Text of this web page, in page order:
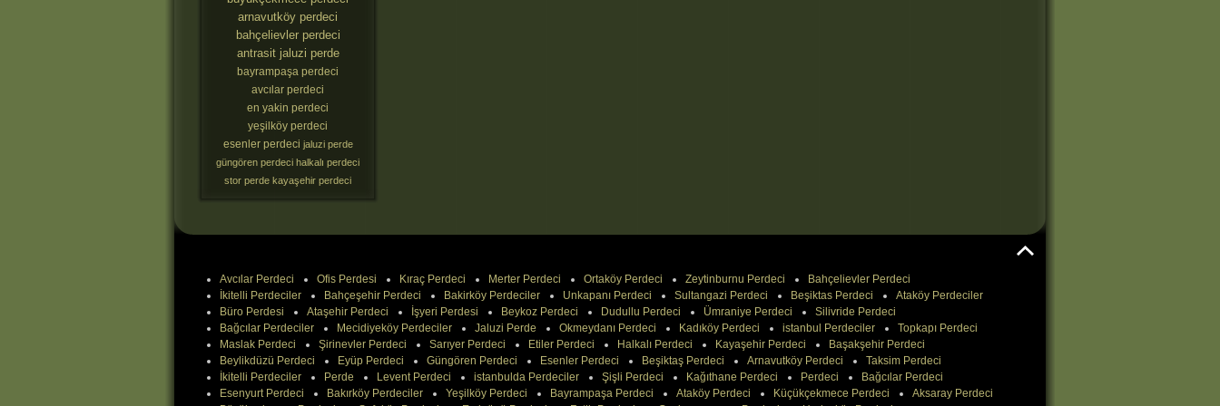
arnavutköy perdeci
bahçelievler perdeci
antrasit jaluzi perde
bayrampaşa perdeci
avcılar perdeci
en yakin perdeci
yeşilköy perdeci
esenler perdeci jaluzi perde
güngören perdeci halkalı perdeci
stor perde kayaşehir perdeci
Avcılar Perdeci Ofis Perdesi Kıraç Perdeci Merter Perdeci Ortaköy Perdeci Zeytinburnu Perdeci
Bahçelievler Perdeci
İkitelli Perdeciler
Bahçeşehir Perdeci Bakirköy Perdeciler Unkapanı Perdeci Sultangazi Perdeci Beşiktas Perdeci
Ataköy Perdeciler
Büro Perdesi
Ataşehir Perdeci İşyeri Perdesi Beykoz Perdeci Dudullu Perdeci Ümraniye Perdeci
Silivride Perdeci
Bağcılar Perdeciler
Mecidiyeköy Perdeciler Jaluzi Perde Okmeydanı Perdeci Kadıköy Perdeci istanbul Perdeciler
Topkapı Perdeci
Maslak Perdeci
Şirinevler Perdeci Sarıyer Perdeci Etiler Perdeci Halkalı Perdeci Kayaşehir Perdeci
Başakşehir Perdeci
Beylikdüzü Perdeci
Eyüp Perdeci Güngören Perdeci Esenler Perdeci Beşiktaş Perdeci Arnavutköy Perdeci
Taksim Perdeci
İkitelli Perdeciler
Perde Levent Perdeci istanbulda Perdeciler Şişli Perdeci Kağıthane Perdeci Perdeci
Bağcılar Perdeci
Esenyurt Perdeci
Bakırköy Perdeciler Yeşilköy Perdeci Bayrampaşa Perdeci Ataköy Perdeci Küçükçekmece Perdeci
Aksaray Perdeci